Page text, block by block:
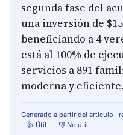
segunda fase del
una inversión de
beneficiando a 4
está al 100% de
servicios a 891
moderna y eficiente.
Generado a partir del artículo ·
👍 Útil
👎 No útil